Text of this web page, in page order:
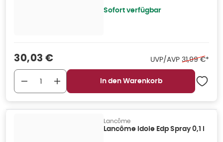
Sofort verfügbar
Verkaufspreis
30,03 € UVP/AVP Ehemaliger
31,99 €*
In den Warenkorb
Lancôme
Lancôme Idole Edp Spray 0,1 l